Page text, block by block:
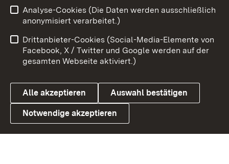
Link zum Landesportal
Benutzungshinweise
Barrierefreiheit
Datenschutz
Cookies
Analyse-Cookies (Die Daten werden ausschließlich
anonymisiert verarbeitet.)
Drittanbieter-Cookies (Social-Media-Elemente von
Facebook, X / Twitter und Google werden auf der
gesamten Webseite aktiviert.)
Alle akzeptieren Auswahl bestätigen
Notwendige akzeptieren